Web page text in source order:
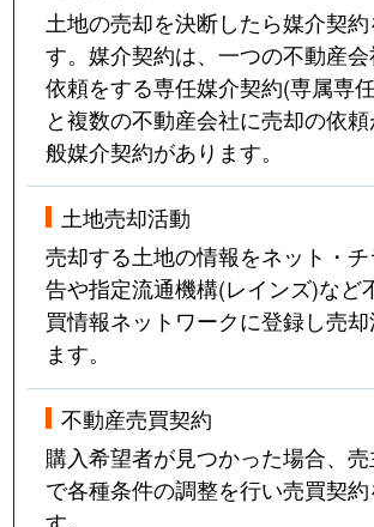
土地の売却を決断したら媒介契約
す。媒介契約は、一つの不動産
依頼をする専任媒介契約(専属専
と複数の不動産会社に売却の依
般媒介契約があります。
土地売却活動
売却する土地の情報をネット・
告や指定流通機構(レインズ)など
買情報ネットワークに登録し売
ます。
不動産売買契約
購入希望者が見つかった場合、
で各種条件の調整を行い売買契約